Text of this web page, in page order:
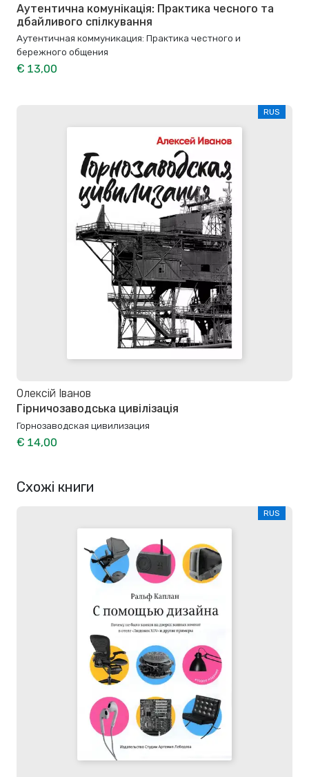
Аутентична комунікація: Практика чесного та
дбайливого спілкування
Аутентичная коммуникация: Практика честного и
бережного общения
€ 13,00
RUS
Олексій Іванов
Гірничозаводська цивілізація
Горнозаводская цивилизация
€ 14,00
Схожі книги
RUS